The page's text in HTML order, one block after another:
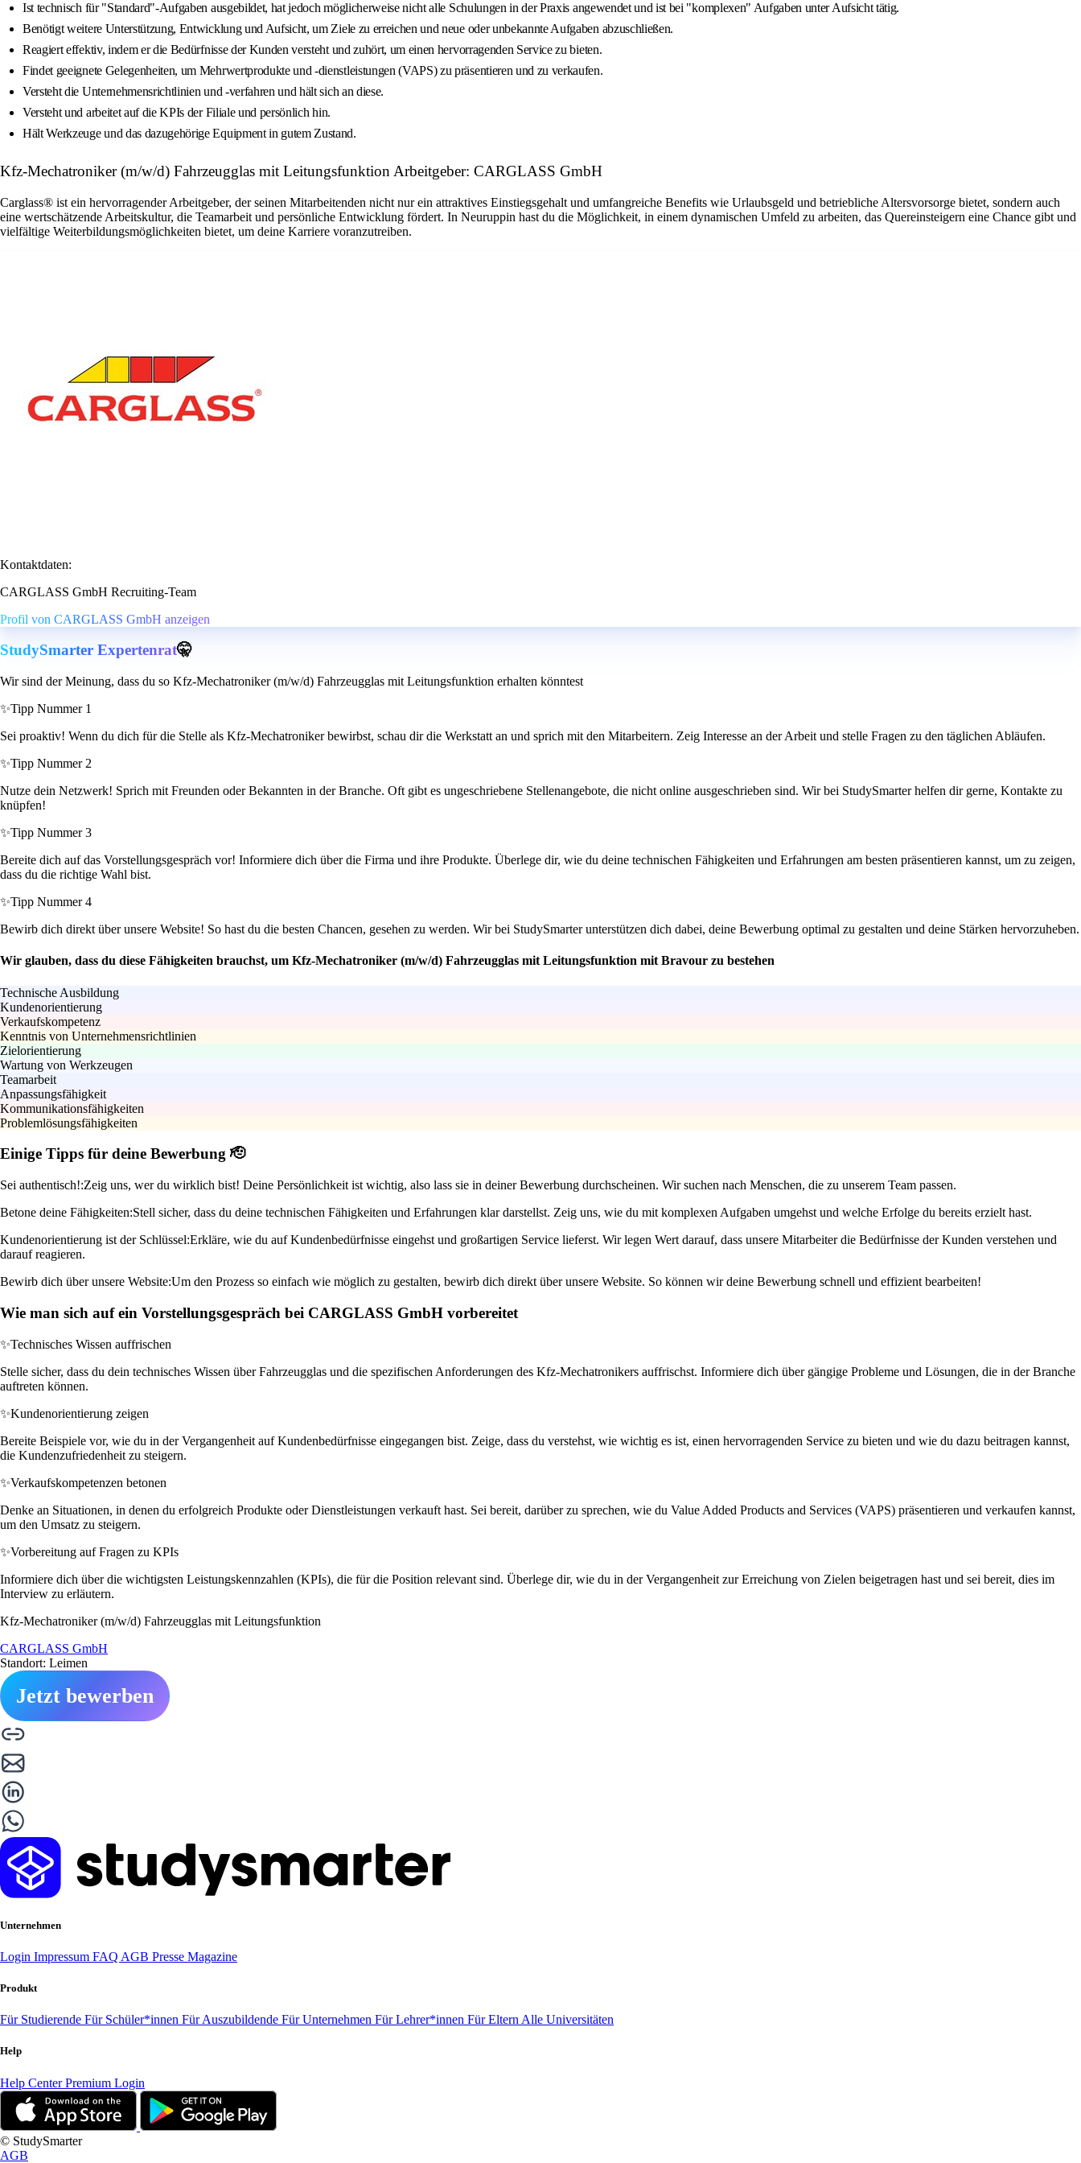
Ist technisch für "Standard"-Aufgaben ausgebildet, hat jedoch möglicherweise nicht alle Schulungen in der Praxis angewendet und ist bei "komplexen" Aufgaben unter Aufsicht tätig.
Benötigt weitere Unterstützung, Entwicklung und Aufsicht, um Ziele zu erreichen und neue oder unbekannte Aufgaben abzuschließen.
Reagiert effektiv, indem er die Bedürfnisse der Kunden versteht und zuhört, um einen hervorragenden Service zu bieten.
Findet geeignete Gelegenheiten, um Mehrwertprodukte und -dienstleistungen (VAPS) zu präsentieren und zu verkaufen.
Versteht die Unternehmensrichtlinien und -verfahren und hält sich an diese.
Versteht und arbeitet auf die KPIs der Filiale und persönlich hin.
Hält Werkzeuge und das dazugehörige Equipment in gutem Zustand.
Kfz-Mechatroniker (m/w/d) Fahrzeugglas mit Leitungsfunktion Arbeitgeber: CARGLASS GmbH
Carglass® ist ein hervorragender Arbeitgeber, der seinen Mitarbeitenden nicht nur ein attraktives Einstiegsgehalt und umfangreiche Benefits wie Urlaubsgeld und betriebliche Altersvorsorge bietet, sondern auch
eine wertschätzende Arbeitskultur, die Teamarbeit und persönliche Entwicklung fördert. In Neuruppin hast du die Möglichkeit, in einem dynamischen Umfeld zu arbeiten, das Quereinsteigern eine Chance gibt und
vielfältige Weiterbildungsmöglichkeiten bietet, um deine Karriere voranzutreiben.
Kontaktdaten:
CARGLASS GmbH Recruiting-Team
Profil von CARGLASS GmbH anzeigen
StudySmarter Expertenrat🤫
Wir sind der Meinung, dass du so Kfz-Mechatroniker (m/w/d) Fahrzeugglas mit Leitungsfunktion erhalten könntest
✨Tipp Nummer 1
Sei proaktiv! Wenn du dich für die Stelle als Kfz-Mechatroniker bewirbst, schau dir die Werkstatt an und sprich mit den Mitarbeitern. Zeig Interesse an der Arbeit und stelle Fragen zu den täglichen Abläufen.
✨Tipp Nummer 2
Nutze dein Netzwerk! Sprich mit Freunden oder Bekannten in der Branche. Oft gibt es ungeschriebene Stellenangebote, die nicht online ausgeschrieben sind. Wir bei StudySmarter helfen dir gerne, Kontakte zu
knüpfen!
✨Tipp Nummer 3
Bereite dich auf das Vorstellungsgespräch vor! Informiere dich über die Firma und ihre Produkte. Überlege dir, wie du deine technischen Fähigkeiten und Erfahrungen am besten präsentieren kannst, um zu zeigen,
dass du die richtige Wahl bist.
✨Tipp Nummer 4
Bewirb dich direkt über unsere Website! So hast du die besten Chancen, gesehen zu werden. Wir bei StudySmarter unterstützen dich dabei, deine Bewerbung optimal zu gestalten und deine Stärken hervorzuheben.
Wir glauben, dass du diese Fähigkeiten brauchst, um Kfz-Mechatroniker (m/w/d) Fahrzeugglas mit Leitungsfunktion mit Bravour zu bestehen
Technische Ausbildung
Kundenorientierung
Verkaufskompetenz
Kenntnis von Unternehmensrichtlinien
Zielorientierung
Wartung von Werkzeugen
Teamarbeit
Anpassungsfähigkeit
Kommunikationsfähigkeiten
Problemlösungsfähigkeiten
Einige Tipps für deine Bewerbung 🫡
Sei authentisch!:Zeig uns, wer du wirklich bist! Deine Persönlichkeit ist wichtig, also lass sie in deiner Bewerbung durchscheinen. Wir suchen nach Menschen, die zu unserem Team passen.
Betone deine Fähigkeiten:Stell sicher, dass du deine technischen Fähigkeiten und Erfahrungen klar darstellst. Zeig uns, wie du mit komplexen Aufgaben umgehst und welche Erfolge du bereits erzielt hast.
Kundenorientierung ist der Schlüssel:Erkläre, wie du auf Kundenbedürfnisse eingehst und großartigen Service lieferst. Wir legen Wert darauf, dass unsere Mitarbeiter die Bedürfnisse der Kunden verstehen und
darauf reagieren.
Bewirb dich über unsere Website:Um den Prozess so einfach wie möglich zu gestalten, bewirb dich direkt über unsere Website. So können wir deine Bewerbung schnell und effizient bearbeiten!
Wie man sich auf ein Vorstellungsgespräch bei CARGLASS GmbH vorbereitet
✨Technisches Wissen auffrischen
Stelle sicher, dass du dein technisches Wissen über Fahrzeugglas und die spezifischen Anforderungen des Kfz-Mechatronikers auffrischst. Informiere dich über gängige Probleme und Lösungen, die in der Branche
auftreten können.
✨Kundenorientierung zeigen
Bereite Beispiele vor, wie du in der Vergangenheit auf Kundenbedürfnisse eingegangen bist. Zeige, dass du verstehst, wie wichtig es ist, einen hervorragenden Service zu bieten und wie du dazu beitragen kannst,
die Kundenzufriedenheit zu steigern.
✨Verkaufskompetenzen betonen
Denke an Situationen, in denen du erfolgreich Produkte oder Dienstleistungen verkauft hast. Sei bereit, darüber zu sprechen, wie du Value Added Products and Services (VAPS) präsentieren und verkaufen kannst,
um den Umsatz zu steigern.
✨Vorbereitung auf Fragen zu KPIs
Informiere dich über die wichtigsten Leistungskennzahlen (KPIs), die für die Position relevant sind. Überlege dir, wie du in der Vergangenheit zur Erreichung von Zielen beigetragen hast und sei bereit, dies im
Interview zu erläutern.
Kfz-Mechatroniker (m/w/d) Fahrzeugglas mit Leitungsfunktion
CARGLASS GmbH
Standort: Leimen
Jetzt bewerben
Unternehmen
Login Impressum FAQ AGB Presse Magazine
Produkt
Für Studierende Für Schüler*innen Für Auszubildende Für Unternehmen Für Lehrer*innen Für Eltern Alle Universitäten
Help
Help CenterPremium Login
© StudySmarter
AGB